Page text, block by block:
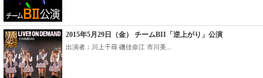
2015年5月29日（金） チームBII「逆上がり」公演
出演者：川上千尋 磯佳奈江 市川美...